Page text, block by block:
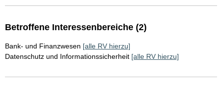
Betroffene Interessenbereiche (2)
Bank- und Finanzwesen [alle RV hierzu]
Datenschutz und Informationssicherheit [alle RV hierzu]